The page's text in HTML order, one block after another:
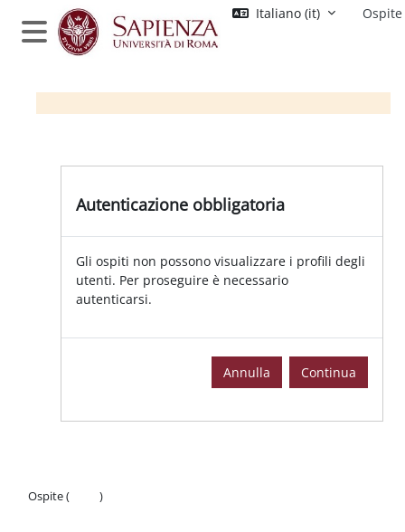
Vai al contenuto principale
Pannello laterale
Italiano ‎(it)‎ Ospite
Autenticazione obbligatoria
Gli ospiti non possono visualizzare i profili degli
utenti. Per proseguire è necessario
autenticarsi.
Annulla Continua
Ospite (
)